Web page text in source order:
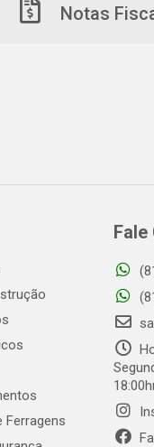
Notas
Ferragens
Fale